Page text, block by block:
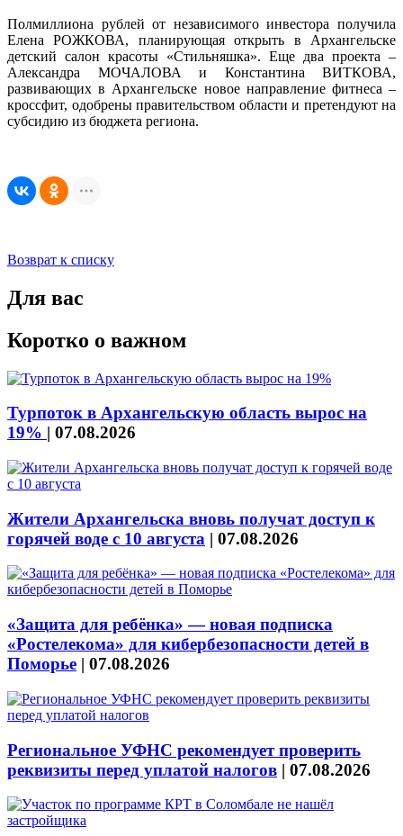
Полмиллиона рублей от независимого инвестора получила
Елена РОЖКОВА, планирующая открыть в Архангельске
детский салон красоты «Стильняшка». Еще два проекта –
Александра МОЧАЛОВА и Константина ВИТКОВА,
развивающих в Архангельске новое направление фитнеса –
кроссфит, одобрены правительством области и претендуют на
субсидию из бюджета региона.
Возврат к списку
Для вас
Коротко о важном
Турпоток в Архангельскую область вырос на
19% | 07.08.2026
Жители Архангельска вновь получат доступ к
горячей воде с 10 августа | 07.08.2026
«Защита для ребёнка» — новая подписка
«Ростелекома» для кибербезопасности детей в
Поморье | 07.08.2026
Региональное УФНС рекомендует проверить
реквизиты перед уплатой налогов | 07.08.2026